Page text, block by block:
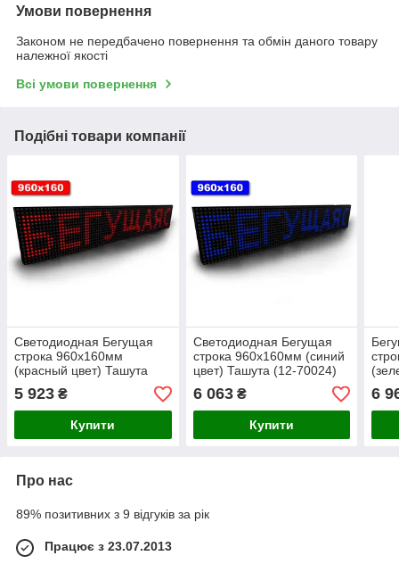
Умови повернення
Законом не передбачено повернення та обмін даного товару
належної якості
Всі умови повернення
Подібні товари компанії
Светодиодная Бегущая
строка 960х160мм
(красный цвет) Ташута
(12-70023)
5 923 ₴
Купити
Светодиодная Бегущая
строка 960х160мм (синий
цвет) Ташута (12-70024)
6 063₴
Купити
(12-
6
Про нас
89% позитивних з 9 відгуків за рік
Працює з 23.07.2013